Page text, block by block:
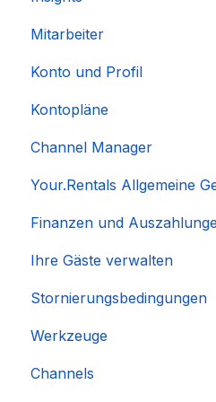
Mitarbeiter
Konto und Profil
Kontopläne
Channel Manager
Your.Rentals Allgemeine
Finanzen und
Ihre Gäste verwalten
Stornierungsbedingungen
Werkzeuge
Channels